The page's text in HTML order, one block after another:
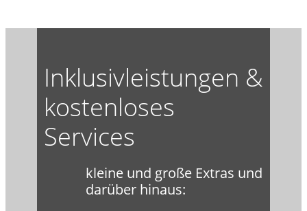
Inklusivleistungen &
kostenloses
Services
kleine und große Extras und
darüber hinaus: